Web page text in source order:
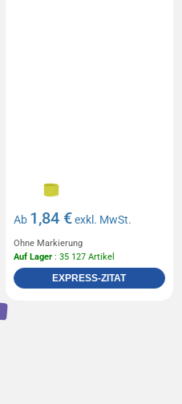
Ab 1,84 €exkl. MwSt.
Ohne Markierung
Auf Lager : 35 127 Artikel
EXPRESS-ZITAT